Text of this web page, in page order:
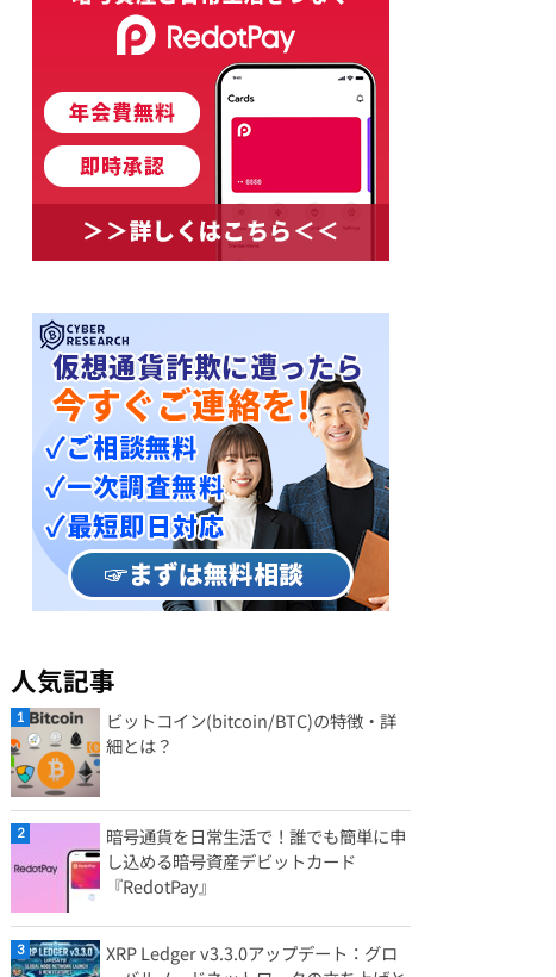
人気記事
ビットコイン(bitcoin/BTC)の特徴・詳
細とは？
暗号通貨を日常生活で！誰でも簡単に申
し込める暗号資産デビットカード
『RedotPay』
XRP Ledger v3.3.0アップデート：グロ